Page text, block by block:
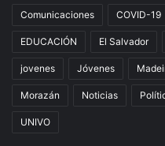
Comunicaciones COVID-19
EDUCACIÓN El Salvador
jovenes Jóvenes
Morazán Noticias
UNIVO